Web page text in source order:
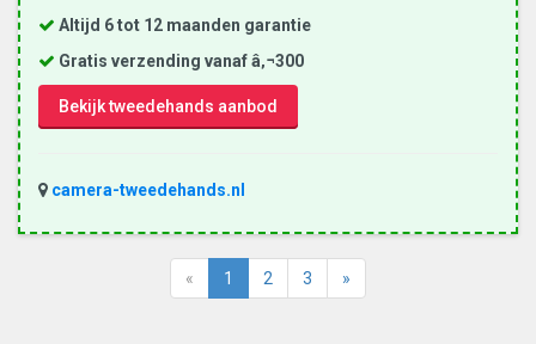
Altijd 6 tot 12 maanden garantie
Gratis verzending vanaf â‚¬300
Bekijk tweedehands aanbod
camera-tweedehands.nl
« 1 2 3 »